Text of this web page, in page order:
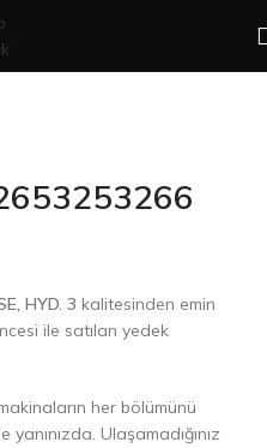
HYD. 3 kalitesinden emin
ile satılan yedek
her bölümünü
Ulaşamadığınız